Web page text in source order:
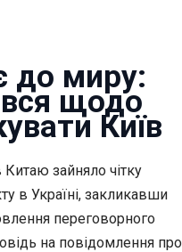
до миру:
щодо
Київ
Китаю зайняло чітку
в Україні, закликавши
переговорного
на повідомлення про